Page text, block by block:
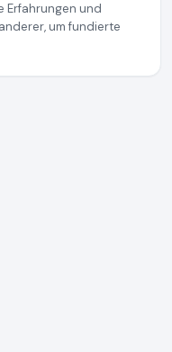
Erfahrungen und
um fundierte